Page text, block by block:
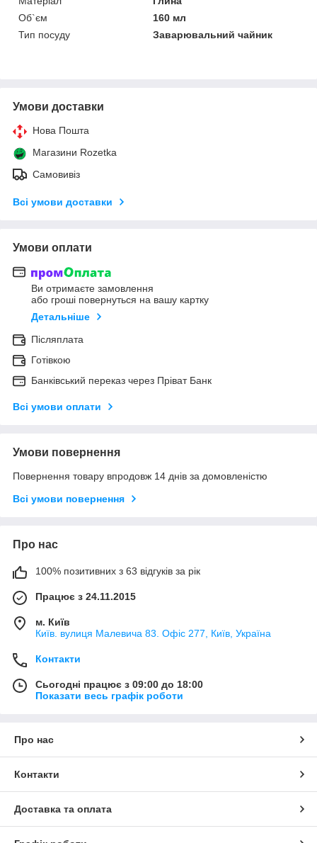
Об`єм
160 мл
Тип посуду
Заварювальний чайник
Умови доставки
Нова Пошта
Магазини Rozetka
Самовивіз
Всі умови доставки
Умови оплати
Ви отримаєте замовлення
або гроші повернуться на вашу картку
Детальніше
Післяплата
Готівкою
Банківський переказ через Пріват Банк
Всі умови оплати
Умови повернення
Повернення товару впродовж 14 днів за домовленістю
Всі умови повернення
Про нас
100% позитивних з 63 відгуків за рік
Працює з 24.11.2015
м. Київ
Київ. вулиця Малевича 83. Офіс 277, Київ, Україна
Контакти
Сьогодні працює з 09:00 до 18:00
Показати весь графік роботи
Про нас
Контакти
Доставка та оплата